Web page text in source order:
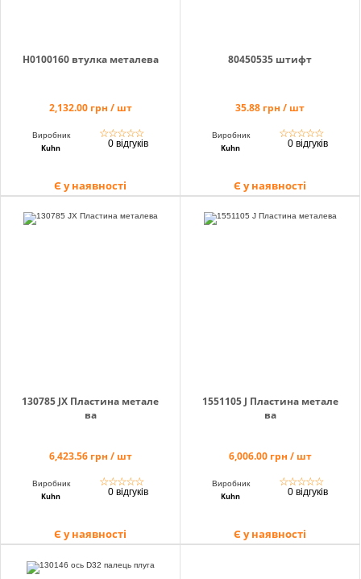
Н0100160 втулка металева
2,132.00 грн / шт
Виробник
Kuhn
☆☆☆☆☆
0 відгуків
Є у наявності
80450535 штифт
35.88 грн / шт
Виробник
Kuhn
☆☆☆☆☆
0 відгуків
Є у наявності
130785 JХ Пластина метале
ва
6,423.56 грн / шт
Виробник
Kuhn
☆☆☆☆☆
0 відгуків
Є у наявності
1551105 J Пластина метале
ва
6,006.00 грн / шт
Виробник
Kuhn
☆☆☆☆☆
0 відгуків
Є у наявності